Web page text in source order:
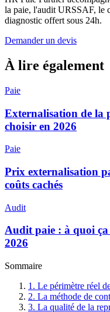
la paie, l'audit URSSAF, le
diagnostic offert sous 24h.
Demander un devis
À lire également
Paie
Externalisation de la
choisir en 2026
Paie
Prix externalisation
coûts cachés
Audit
Audit paie : à quoi
2026
Sommaire
1 . Le périmètre réel
2. La méthode de
3. La qualité de la